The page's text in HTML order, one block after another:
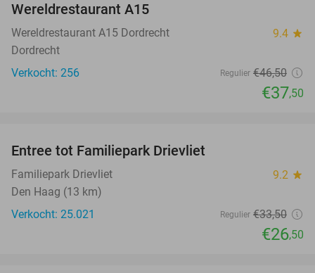
Wereldrestaurant A15
Wereldrestaurant A15 Dordrecht 9.4 star
Dordrecht
Verkocht: 256
Regulier €46,50
€37,50
Entree tot Familiepark Drievliet
Familiepark Drievliet 9.2 star
Den Haag (13 km)
Verkocht: 25.021
Regulier €33,50
€26,50